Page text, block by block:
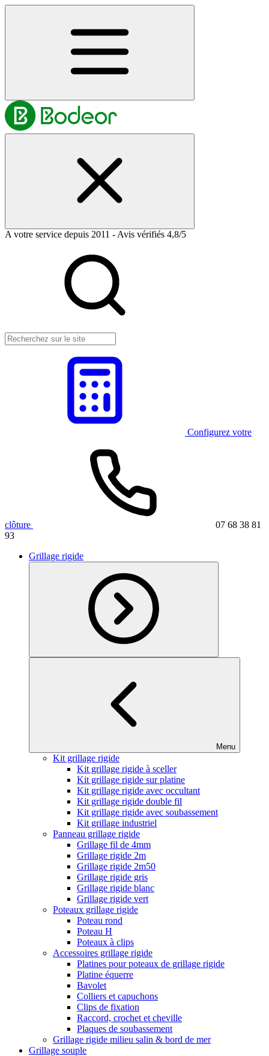
A votre service depuis 2011 - Avis vérifiés 4,8/5
Configurez votre
clôture
07 68 38 81
93
Grillage rigide
Menu
Kit grillage rigide
Kit grillage rigide à sceller
Kit grillage rigide sur platine
Kit grillage rigide avec occultant
Kit grillage rigide double fil
Kit grillage rigide avec soubassement
Kit grillage industriel
Panneau grillage rigide
Grillage fil de 4mm
Grillage rigide 2m
Grillage rigide 2m50
Grillage rigide gris
Grillage rigide blanc
Grillage rigide vert
Poteaux grillage rigide
Poteau rond
Poteau H
Poteaux à clips
Accessoires grillage rigide
Platines pour poteaux de grillage rigide
Platine équerre
Bavolet
Colliers et capuchons
Clips de fixation
Raccord, crochet et cheville
Plaques de soubassement
Grillage rigide milieu salin & bord de mer
Grillage souple